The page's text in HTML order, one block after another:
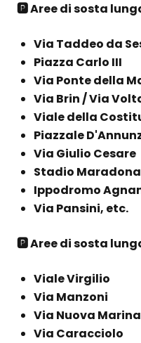
🅿️ Aree di sosta
Via Taddeo da
Piazza Carlo III
Via Ponte della
Via Brin / Via
Viale della
Piazzale
Via Giulio Cesare
Stadio Maradona
Ippodromo
Via Pansini, etc.
🅿️ Aree di sosta
Viale Virgilio
Via Manzoni
Via Nuova Marina
Via Caracciolo